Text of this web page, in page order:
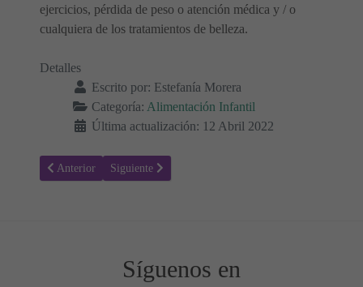
ejercicios, pérdida de peso o atención médica y / o
cualquiera de los tratamientos de belleza.
Detalles
Escrito por: Estefanía Morera
Categoría: Alimentación Infantil
Última actualización: 12 Abril 2022
Artículo anterior: ¿Cuándo pueden los bebés comer lentejas?
Anterior Artículo siguiente: ¿Cuándo pueden los bebés tomar
Siguiente
Síguenos en